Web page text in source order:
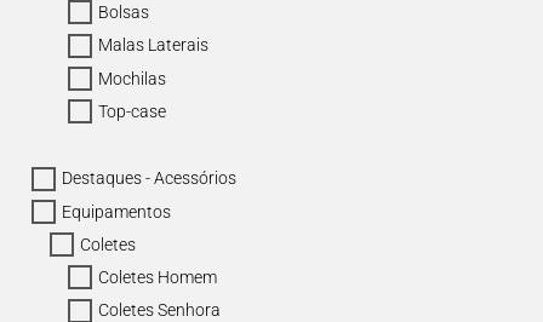
Bolsas
Malas Laterais
Mochilas
Top-case
Destaques - Acessórios
Equipamentos
Coletes
Coletes Homem
Coletes Senhora